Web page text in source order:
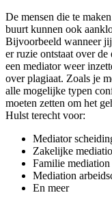
De mensen die te
buurt kunnen ook
Bijvoorbeeld wanneer
er ruzie ontstaat over
een mediator weer
over plagiaat. Zoals je
alle mogelijke typen
moeten zetten om het
Hulst terecht voor:
Mediator
Zakelijke
Familie
Mediation
En meer